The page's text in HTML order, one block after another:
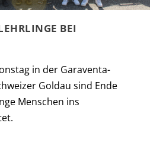
BEI
in der Garaventa-
Goldau sind Ende
Menschen ins